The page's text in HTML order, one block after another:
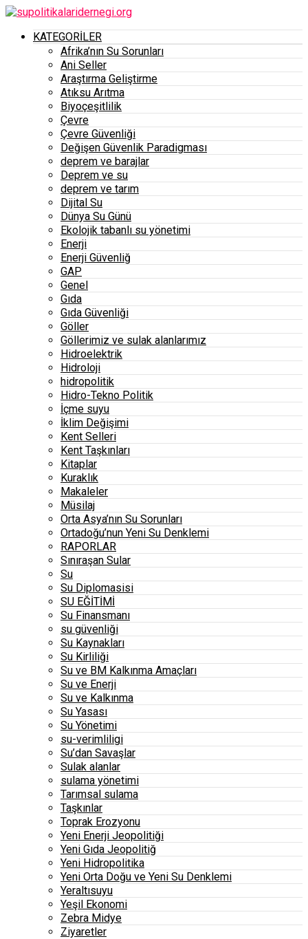
KATEGORİLER
Afrika’nın Su Sorunları
Ani Seller
Araştırma Geliştirme
Atıksu Arıtma
Biyoçeşitlilik
Çevre
Çevre Güvenliği
Değişen Güvenlik Paradigması
deprem ve barajlar
Deprem ve su
deprem ve tarım
Dijital Su
Dünya Su Günü
Ekolojik tabanlı su yönetimi
Enerji
Enerji Güvenliğ
GAP
Genel
Gıda
Gıda Güvenliği
Göller
Göllerimiz ve sulak alanlarımız
Hidroelektrik
Hidroloji
hidropolitik
Hidro-Tekno Politik
İçme suyu
İklim Değişimi
Kent Selleri
Kent Taşkınları
Kitaplar
Kuraklık
Makaleler
Müsilaj
Orta Asya’nın Su Sorunları
Ortadoğu’nun Yeni Su Denklemi
RAPORLAR
Sınıraşan Sular
Su
Su Diplomasisi
SU EĞİTİMİ
Su Finansmanı
su güvenliği
Su Kaynakları
Su Kirliliği
Su ve BM Kalkınma Amaçları
Su ve Enerji
Su ve Kalkınma
Su Yasası
Su Yönetimi
su-verimliligi
Su’dan Savaşlar
Sulak alanlar
sulama yönetimi
Tarımsal sulama
Taşkınlar
Toprak Erozyonu
Yeni Enerji Jeopolitiği
Yeni Gıda Jeopolitiğ
Yeni Hidropolitika
Yeni Orta Doğu ve Yeni Su Denklemi
Yeraltısuyu
Yeşil Ekonomi
Zebra Midye
Ziyaretler